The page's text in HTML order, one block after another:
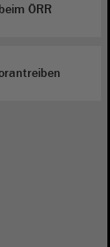
ÖRR